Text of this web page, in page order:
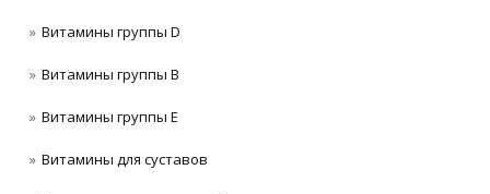
Витамины группы D
Витамины группы В
Витамины группы Е
Витамины для суставов